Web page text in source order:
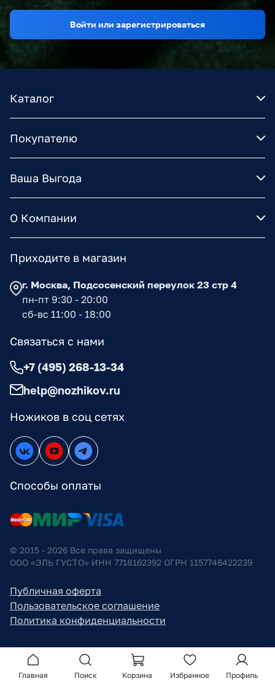
Войти или зарегистрироваться
Каталог
Покупателю
Ваша Выгода
О Компании
Ножиков в соц сетях
Способы оплаты
Приходите в магазин
г. Москва, Подсосенский переулок 23 стр 4
пн-пт 9:30 - 20:00
сб-вс 11:00 - 18:00
Связаться с нами
+7 (495) 268-13-34
help@nozhikov.ru
© 2015 - 2026 Все права защищены
ООО «ЭЛЬ ГУСТО» ИНН 7718162392 ОГРН 1157746422239
Публичная оферта
Пользовательское соглашение
Политика конфиденциальности
Главная Поиск Корзина Избранное Профиль